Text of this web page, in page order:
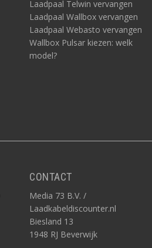
Laadpaal Telwin vervangen
Laadpaal Wallbox vervangen
Laadpaal Webasto vervangen
Wallbox Pulsar kiezen: welk
model?
CONTACT
Media 73 B.V. /
Laadkabeldiscounter.nl
Biesland 13
1948 RJ Beverwijk